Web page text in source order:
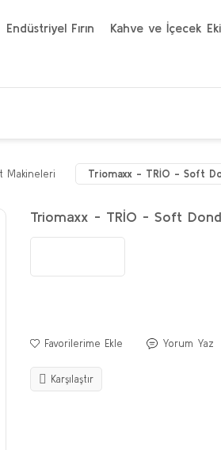
Endüstriyel Fırın Kahve ve İçecek
Makineleri Triomaxx - TRİO - Soft
Triomaxx - TRİO - Soft
Yorum Yaz
Karşılaştır